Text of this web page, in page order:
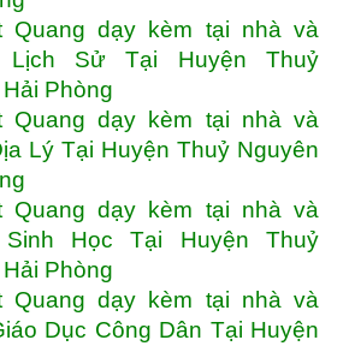
Quang dạy kèm tại nhà và
Lịch Sử Tại Huyện Thuỷ
Phòng
Quang dạy kèm tại nhà và
Lý Tại Huyện Thuỷ Nguyên
Quang dạy kèm tại nhà và
Học Tại Huyện Thuỷ
Phòng
Quang dạy kèm tại nhà và
Dục Công Dân Tại Huyện